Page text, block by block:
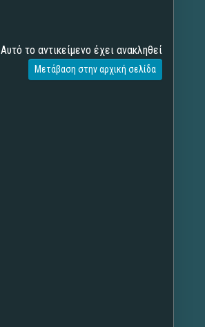
Αυτό το αντικείμενο έχει ανακληθεί
Μετάβαση στην αρχική σελίδα